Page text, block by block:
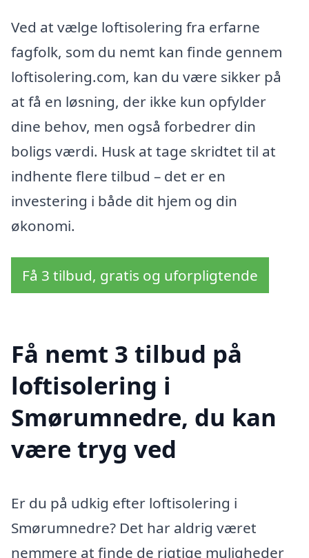
Ved at vælge loftisolering fra erfarne
fagfolk, som du nemt kan finde gennem
loftisolering.com, kan du være sikker på
at få en løsning, der ikke kun opfylder
dine behov, men også forbedrer din
boligs værdi. Husk at tage skridtet til at
indhente flere tilbud – det er en
investering i både dit hjem og din
økonomi.
Få 3 tilbud, gratis og uforpligtende
Få nemt 3 tilbud på
loftisolering i
Smørumnedre, du kan
være tryg ved
Er du på udkig efter loftisolering i
Smørumnedre? Det har aldrig været
nemmere at finde de rigtige muligheder